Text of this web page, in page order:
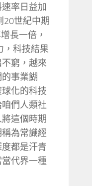
率日益加
20世紀中期
長一倍，
，科技結果
窮，越來
事業餬
化的科技
們人類社
這個時期
為常識經
都是汗青
代界一種